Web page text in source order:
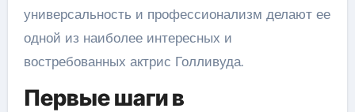
универсальность и профессионализм делают ее
одной из наиболее интересных и
востребованных актрис Голливуда.
Первые шаги в